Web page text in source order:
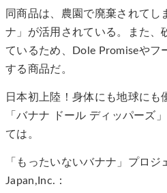
同商品は、農園で廃棄されてし
ナ」が活用されている。また、
ているため、Dole Promiseやフ
する商品だ。
日本初上陸！身体にも地球にも
「バナナ ドール ディッパーズ
ては。
「もったいないバナナ」プロ
Japan,Inc.：